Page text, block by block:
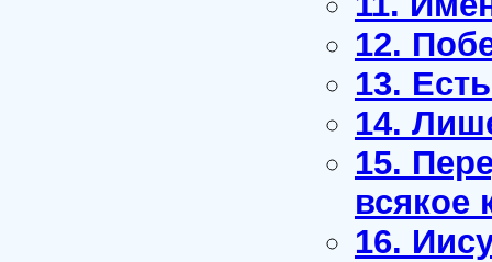
12.
13.
14.
15.
всякое
16.